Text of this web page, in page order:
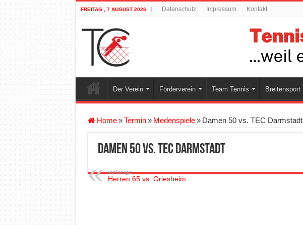
FREITAG , 7 AUGUST 2026 Datenschutz Impressum Kontakt
Der Verein Förderverein Team Tennis Breitensport
Home » Termin » Medenspiele » Damen 50 vs. TEC Darmstadt
Damen 50 vs. TEC Darmstadt
vorheriger
Herren 65 vs. Griesheim